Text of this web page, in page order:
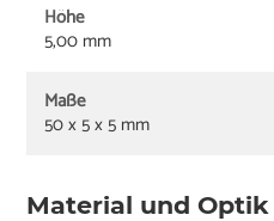
Höhe
5,00 mm
Maße
50 x 5 x 5 mm
Material und Optik